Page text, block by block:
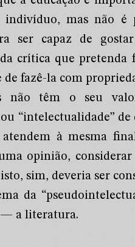
indivíduo, mas não é
ser capaz de
crítica que pretenda
de fazê-la com
não têm o seu
“intelectualidade”
à mesma
opinião,
sim, deveria ser
da
— a literatura.